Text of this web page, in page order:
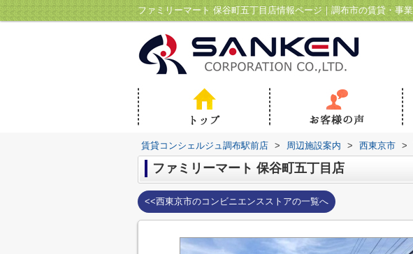
賃貸コンシェルジュ調布駅前店 > 周辺施設案内 > 西東京市 >
ファミリーマート 保谷町五丁目店
<<西東京市のコンビニエンスストアの一覧へ